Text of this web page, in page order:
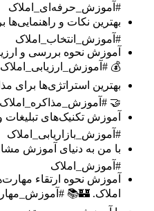
#آموزش_حرفه‌ای_املاک
بهترین نکات و
#آموزش_انتخاب_املاک
آموزش نحوه بررسی و
💰 #آموزش_ارزیابی_املاک
بهترین استراتژی‌ها برای
🤝 #آموزش_مذاکره_املاک
آموزش تکنیک‌های تبلیغات
#آموزش_بازاریابی_املاک
با من به دنیای آموزش
#آموزش_املاک
آموزش نحوه ارتقاء
املاک. 🏰📚